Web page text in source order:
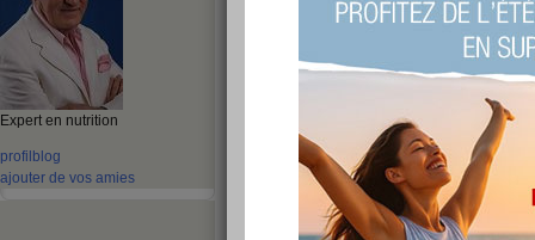
Expert en nutrition
profil blog
ajouter de vos amies
Blog de
1 - 10 de 252
11 - 20 21 - 26 »
1 2 3 4 5